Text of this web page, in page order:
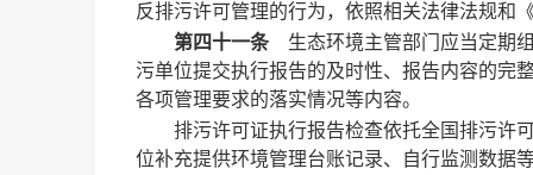
反排污许可管理的行为，依照相关法律法规和
第四十一条生态环境主管部门应当定期组
污单位提交执行报告的及时性、报告内容的完
各项管理要求的落实情况等内容。
排污许可证执行报告检查依托全国排污许
位补充提供环境管理台账记录、自行监测数据